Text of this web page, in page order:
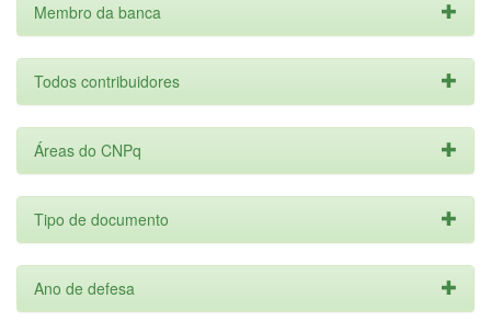
Membro da banca
Todos contribuidores
Áreas do CNPq
Tipo de documento
Ano de defesa